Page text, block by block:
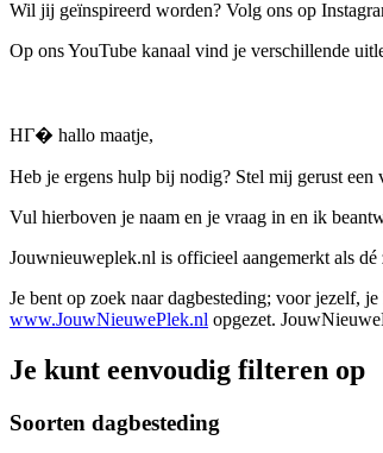
Wil jij geïnspireerd worden? Volg ons op
Op ons YouTube kanaal vind je verschillende
HГ� hallo maatje,
Heb je ergens hulp bij nodig? Stel mij gerust een
Vul hierboven je naam en je vraag in en ik
Jouwnieuweplek.nl is officieel aangemerkt als
Je bent op zoek naar dagbesteding; voor jezelf,
www.JouwNieuwePlek.nl opgezet.
Je kunt eenvoudig filteren op
Soorten dagbesteding